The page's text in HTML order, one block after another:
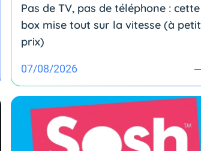
Pas de TV, pas de téléphone : cette
box mise tout sur la vitesse (à petit
prix)
07/08/2026